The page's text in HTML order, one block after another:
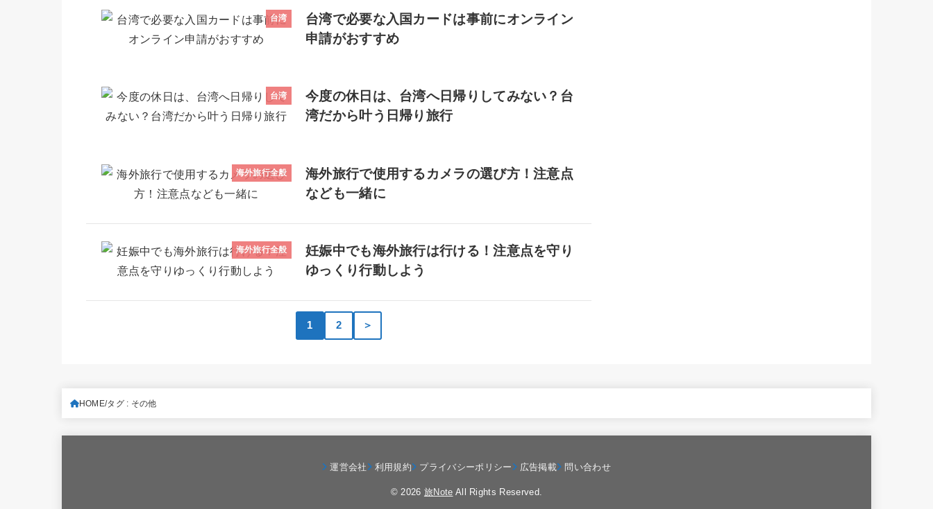
台湾
台湾で必要な入国カードは事前にオンライン
申請がおすすめ
台湾
今度の休日は、台湾へ日帰りしてみない？台
湾だから叶う日帰り旅行
海外旅行全般
海外旅行で使用するカメラの選び方！注意点
なども一緒に
海外旅行全般
妊娠中でも海外旅行は行ける！注意点を守り
ゆっくり行動しよう
1 2 ＞
HOME タグ : その他
運営会社 利用規約 プライバシーポリシー 広告掲載 問い合わせ
© 2026 旅Note All Rights Reserved.